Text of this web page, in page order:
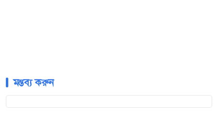
মন্তব্য করুন